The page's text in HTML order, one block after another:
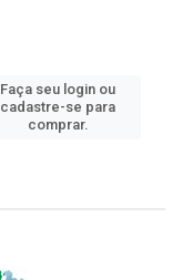
Faça seu login ou
cadastre-se para
comprar.